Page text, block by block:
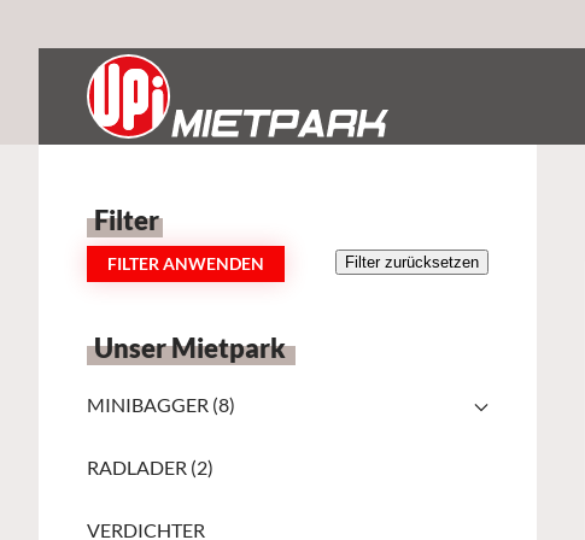
Zum Hauptinhalt springen
Filter
Filter zurücksetzen
FILTER ANWENDEN
Unser Mietpark
MINIBAGGER (8)
RADLADER (2)
VERDICHTER